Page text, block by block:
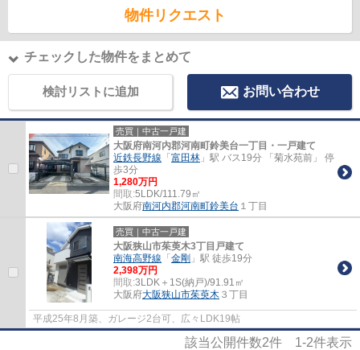
物件リクエスト
チェックした物件をまとめて
検討リストに追加 お問い合わせ
売買｜中古一戸建
大阪府南河内郡河南町鈴美台一丁目・一戸建て
近鉄長野線 「 富田林 」駅 バス19分 「菊水苑前」 停
歩3分
1,280万円
間取:5LDK/111.79㎡
大阪府南河内郡河南町鈴美台 １丁目
売買｜中古一戸建
大阪狭山市茱萸木3丁目戸建て
南海高野線 「 金剛 」駅 徒歩19分
2,398万円
間取:3LDK＋1S(納戸)/91.91㎡
大阪府大阪狭山市茱萸木 ３丁目
平成25年8月築、ガレージ2台可、広々LDK19帖
該当公開件数2件 1-2件表示